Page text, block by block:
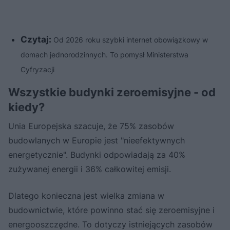
Czytaj: Od 2026 roku szybki internet obowiązkowy w
domach jednorodzinnych. To pomysł Ministerstwa
Cyfryzacji
Wszystkie budynki zeroemisyjne - od
kiedy?
Unia Europejska szacuje, że 75% zasobów
budowlanych w Europie jest "nieefektywnych
energetycznie". Budynki odpowiadają za 40%
zużywanej energii i 36% całkowitej emisji.
Dlatego konieczna jest wielka zmiana w
budownictwie, które powinno stać się zeroemisyjne i
energooszczędne. To dotyczy istniejących zasobów